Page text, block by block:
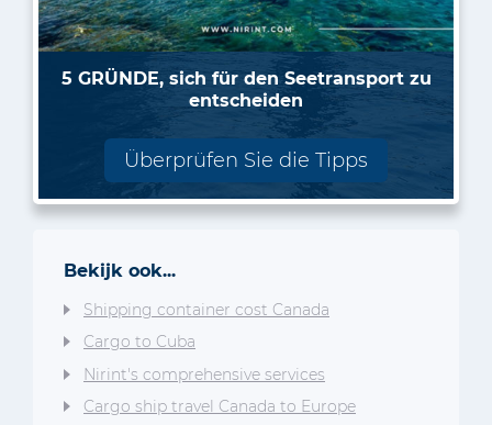
5 GRÜNDE, sich für den Seetransport zu
entscheiden
Überprüfen Sie die Tipps
Bekijk ook...
Shipping container cost Canada
Cargo to Cuba
Nirint's comprehensive services
Cargo ship travel Canada to Europe